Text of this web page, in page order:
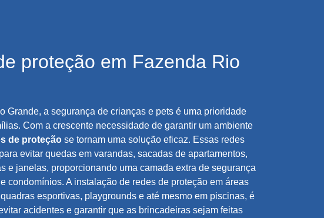
proteção em Fazenda Rio
Grande, a segurança de crianças e pets é uma prioridade
Com a crescente necessidade de garantir um ambiente
de proteção se tornam uma solução eficaz. Essas redes
evitar quedas em varandas, sacadas de apartamentos,
e janelas, proporcionando uma camada extra de segurança
condomínios. A instalação de redes de proteção em áreas
esportivas, playgrounds e até mesmo em piscinas, é
acidentes e garantir que as brincadeiras sejam feitas